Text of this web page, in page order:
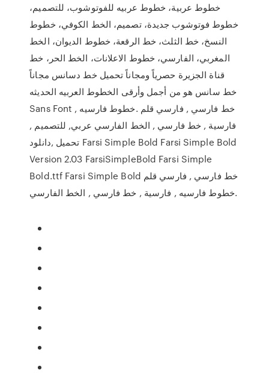
خطوط عربية، خطوط عربيه للفوتوشوب، للتصميم،
خطوط فوتوشوب جديدة، تصميم، الخط الكوفي، خطوط
النسخ، خط الثلث، خط الرقعة، خطوط الديوان، الخط
المغربي، الفارسي، خطوط الاعلانات، الخط الحر، خط
قناة الجزيرة حصرياً ومجاناً تحميل خط دسانس مجاناً
خط سانس هو من أجمل وأرقى الخطوط العربيه الحديثه
Sans Font خط فارسي , فارسي قلم .خطوط فارسيه ,
فارسية , خط فارسي , الخط الفارسي عربي, للتصميم ,
تحميل ,دانلود Farsi Simple Bold Farsi Simple Bold
Version 2.03 FarsiSimpleBold Farsi Simple
Bold.ttf Farsi Simple Bold خط فارسي , فارسي قلم
.خطوط فارسيه , فارسية , خط فارسي , الخط الفارسي